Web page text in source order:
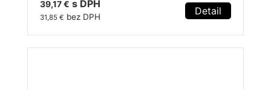
39,17 € s DPH
31,85 € bez DPH Detail